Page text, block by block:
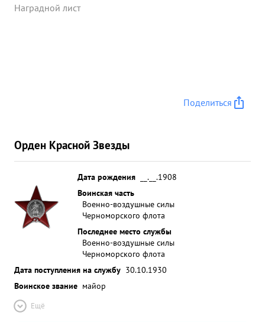
Наградной лист
Поделиться
Орден Красной Звезды
Дата рождения
__.__.1908
Воинская часть
Военно-воздушные силы
Черноморского флота
Последнее место службы
Военно-воздушные силы
Черноморского флота
Дата поступления на службу 30.10.1930
Воинское звание майор
Ещё